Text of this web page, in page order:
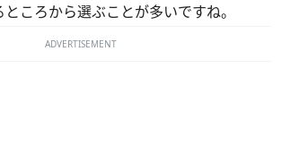
ころから選ぶことが多いですね。
ADVERTISEMENT